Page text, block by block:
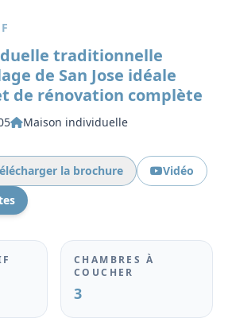
traditionnelle
de San Jose idéale
de rénovation complète
Maison individuelle
la brochure
Vidéo
CHAMBRES À
COUCHER
3